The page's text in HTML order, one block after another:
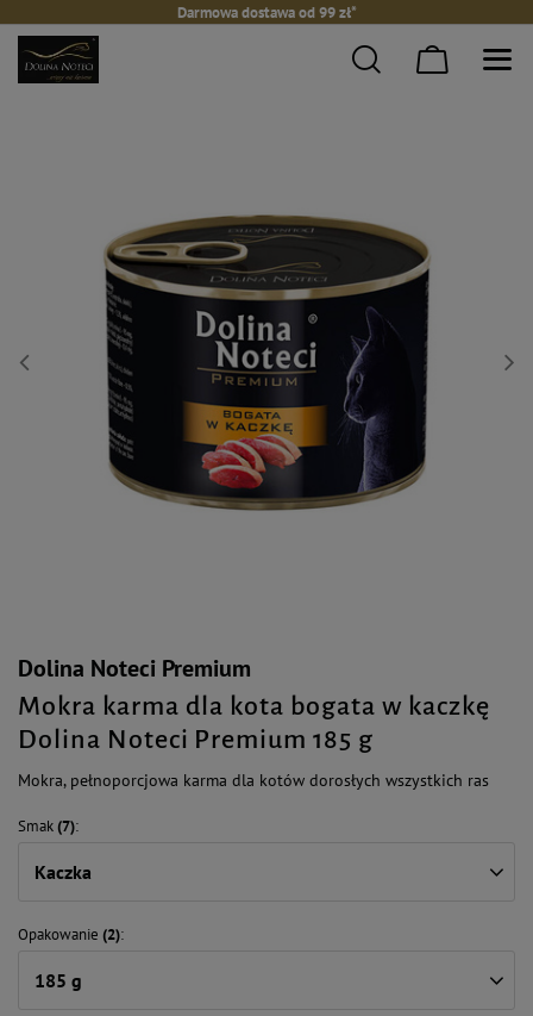
Darmowa dostawa od 99 zł*
Dolina Noteci Premium
Mokra karma dla kota bogata w kaczkę
Dolina Noteci Premium 185 g
Mokra, pełnoporcjowa karma dla kotów dorosłych wszystkich ras
Smak(7)
Kaczka
Opakowanie (2)
185 g